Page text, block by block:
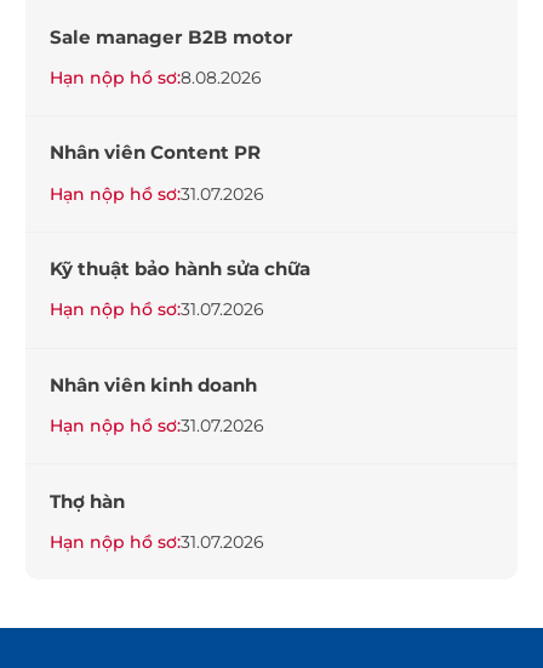
Sale manager B2B motor
Hạn nộp hồ sơ:8.08.2026
Nhân viên Content PR
Hạn nộp hồ sơ:31.07.2026
Kỹ thuật bảo hành sửa chữa
Hạn nộp hồ sơ:31.07.2026
Nhân viên kinh doanh
Hạn nộp hồ sơ:31.07.2026
Thợ hàn
Hạn nộp hồ sơ:31.07.2026